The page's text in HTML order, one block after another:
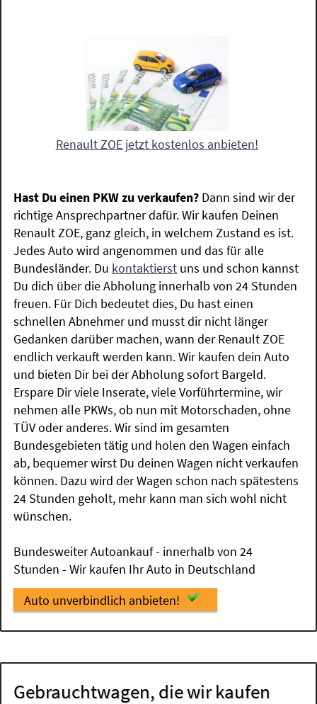
Renault ZOE jetzt kostenlos anbieten!
Hast Du einen PKW zu verkaufen? Dann sind wir der
richtige Ansprechpartner dafür. Wir kaufen Deinen
Renault ZOE, ganz gleich, in welchem Zustand es ist.
Jedes Auto wird angenommen und das für alle
Bundesländer. Du kontaktierst uns und schon kannst
Du dich über die Abholung innerhalb von 24 Stunden
freuen. Für Dich bedeutet dies, Du hast einen
schnellen Abnehmer und musst dir nicht länger
Gedanken darüber machen, wann der Renault ZOE
endlich verkauft werden kann. Wir kaufen dein Auto
und bieten Dir bei der Abholung sofort Bargeld.
Erspare Dir viele Inserate, viele Vorführtermine, wir
nehmen alle PKWs, ob nun mit Motorschaden, ohne
TÜV oder anderes. Wir sind im gesamten
Bundesgebieten tätig und holen den Wagen einfach
ab, bequemer wirst Du deinen Wagen nicht verkaufen
können. Dazu wird der Wagen schon nach spätestens
24 Stunden geholt, mehr kann man sich wohl nicht
wünschen.
Bundesweiter Autoankauf - innerhalb von 24
Stunden - Wir kaufen Ihr Auto in Deutschland
Auto unverbindlich anbieten!
Gebrauchtwagen, die wir kaufen